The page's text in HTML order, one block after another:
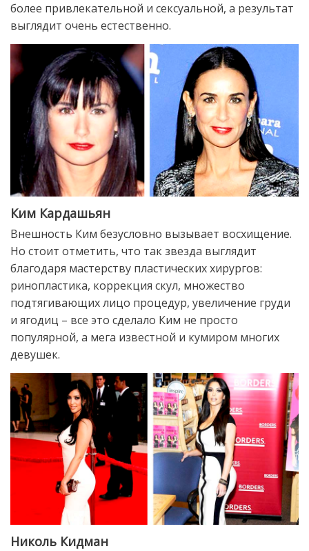
более привлекательной и сексуальной, а результат
выглядит очень естественно.
Ким Кардашьян
Внешность Ким безусловно вызывает восхищение.
Но стоит отметить, что так звезда выглядит
благодаря мастерству пластических хирургов:
ринопластика, коррекция скул, множество
подтягивающих лицо процедур, увеличение груди
и ягодиц – все это сделало Ким не просто
популярной, а мега известной и кумиром многих
девушек.
Николь Кидман